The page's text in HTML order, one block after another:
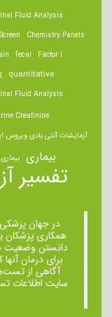
Fluid Analysis
Chemistry Panels
Factor I
fecal
quantitative
Fluid Analysis
Creatinine
آزمایشات آنتی بادی ویروس
بیماری بیماری
تفسیر
در جهان
همکاری پزشکان
دانستن وضعیت
برای درمان
آگاهی از
سایت اطلاعات